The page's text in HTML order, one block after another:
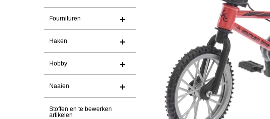
Fournituren
Haken
Hobby
Naaien
Stoffen en te bewerken
artikelen